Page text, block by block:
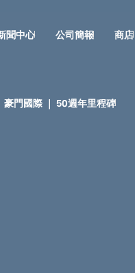
聞中心 公司簡報 商店
豪門國際 ｜ 50週年里程碑